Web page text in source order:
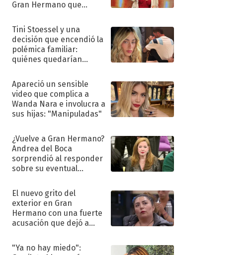
Gran Hermano que
Tini Stoessel y una
decisión que encendió la
polémica familiar:
quiénes quedarían
Apareció un sensible
video que complica a
Wanda Nara e involucra a
sus hijas: "Manipuladas"
¿Vuelve a Gran Hermano?
Andrea del Boca
sorprendió al responder
sobre su eventual
El nuevo grito del
exterior en Gran
Hermano con una fuerte
acusación que dejó a
"Traidora"
"Ya no hay miedo":